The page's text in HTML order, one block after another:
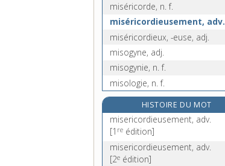
miséricorde, n. f.
miséricordieusement, adv.
miséricordieux, -euse, adj.
misogyne, adj.
misogynie, n. f.
misologie, n. f.
misonéisme, n. m.
misonéiste, adj.
miss, n. f.
missel, n. m.
missi dominici, n. m. pl.
HISTOIRE DU MOT
misericordieusement, adv.
[1 re édition]
misericordieusement, adv.
[2e édition]